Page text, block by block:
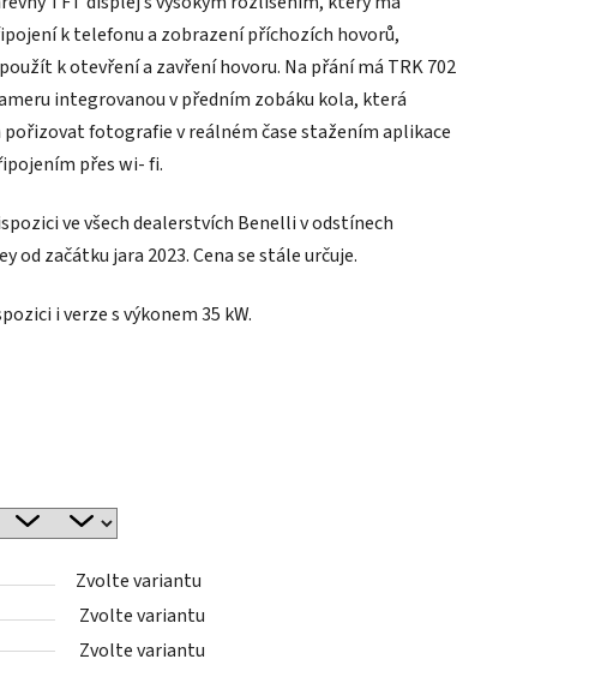
k telefonu a zobrazení příchozích hovorů,
k otevření a zavření hovoru. Na přání má TRK 702
integrovanou v předním zobáku kola, která
pořizovat fotografie v reálném čase stažením aplikace
přes wi- fi.
ve všech dealerstvích Benelli v odstínech
od začátku jara 2023. Cena se stále určuje.
i verze s výkonem 35 kW.
Zvolte variantu
Zvolte variantu
Zvolte variantu